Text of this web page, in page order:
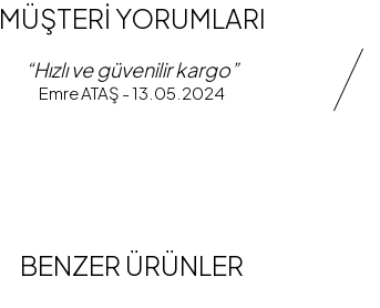
MÜŞTERİ YORUMLARI
“Hızlı ve güvenilir kargo”
Emre ATAŞ - 13.05.2024
BENZER ÜRÜNLER